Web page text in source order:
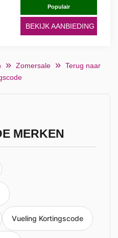
Populair
BEKIJK AANBIEDING
Zomersale
Terug naar
MERKEN
Vueling Kortingscode